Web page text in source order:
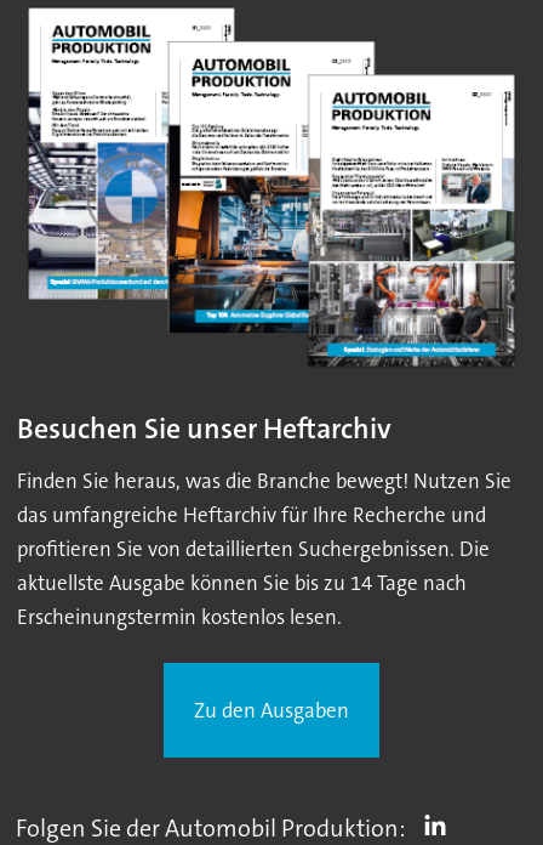
Besuchen Sie unser Heftarchiv
Finden Sie heraus, was die Branche bewegt! Nutzen Sie
das umfangreiche Heftarchiv für Ihre Recherche und
profitieren Sie von detaillierten Suchergebnissen. Die
aktuellste Ausgabe können Sie bis zu 14 Tage nach
Erscheinungstermin kostenlos lesen.
Zu den Ausgaben
Folgen Sie der Automobil Produktion: